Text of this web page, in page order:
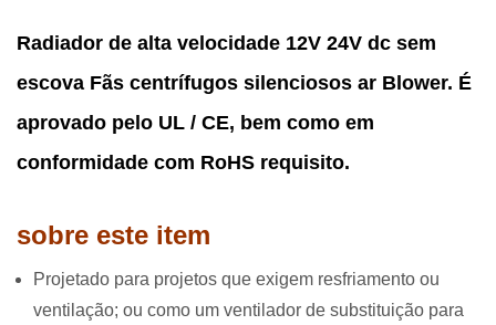
Radiador de alta velocidade 12V 24V dc sem
escova Fãs centrífugos silenciosos ar Blower. É
aprovado pelo UL / CE, bem como em
conformidade com RoHS requisito.
sobre este item
Projetado para projetos que exigem resfriamento ou
ventilação; ou como um ventilador de substituição para